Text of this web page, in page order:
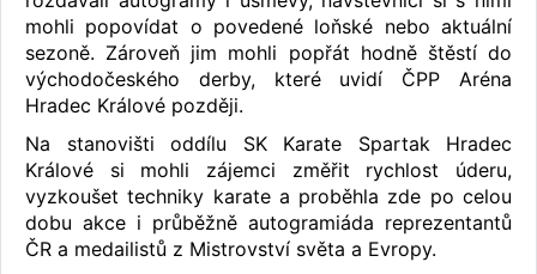
mohli popovídat o povedené loňské nebo aktuální
sezoně. Zároveň jim mohli popřát hodně štěstí do
východočeského derby, které uvidí ČPP Aréna
Hradec Králové později.
Na stanovišti oddílu SK Karate Spartak Hradec
Králové si mohli zájemci změřit rychlost úderu,
vyzkoušet techniky karate a proběhla zde po celou
dobu akce i průběžně autogramiáda reprezentantů
ČR a medailistů z Mistrovství světa a Evropy.